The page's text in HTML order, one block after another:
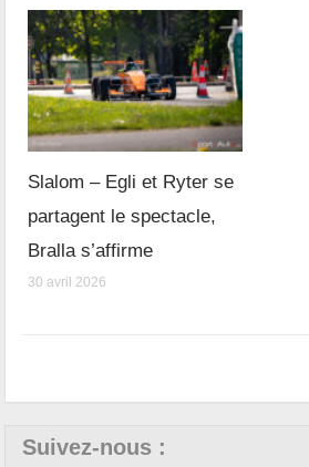
Slalom – Egli et Ryter se
partagent le spectacle,
Bralla s’affirme
30 avril 2026
Suivez-nous :